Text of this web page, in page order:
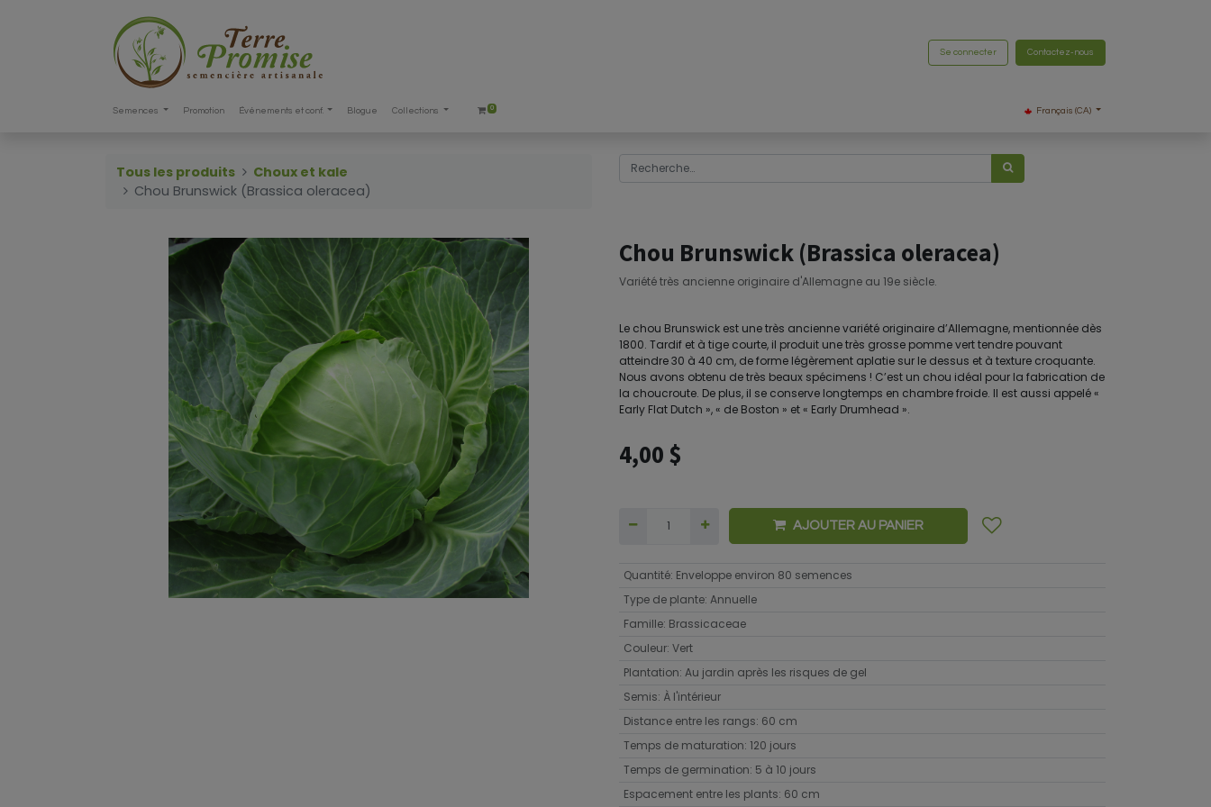
Se connecter Contactez-nous
Semences Promotion Événements et conf. Blogue Collections 0 Français (CA)
Tous les produits
Choux et kale
Chou Brunswick (Brassica oleracea)
Chou Brunswick (Brassica oleracea)
Variété très ancienne originaire d'Allemagne au 19e siècle.
Le chou Brunswick est une très ancienne variété originaire d’Allemagne, mentionnée dès
1800. Tardif et à tige courte, il produit une très grosse pomme vert tendre pouvant
atteindre 30 à 40 cm, de forme légèrement aplatie sur le dessus et à texture croquante.
Nous avons obtenu de très beaux spécimens ! C’est un chou idéal pour la fabrication de
la choucroute. De plus, il se conserve longtemps en chambre froide. Il est aussi appelé «
Early Flat Dutch », « de Boston » et « Early Drumhead ».
4,00 $
AJOUTER AU PANIER
Quantité: Enveloppe environ 80 semences
Type de plante: Annuelle
Famille: Brassicaceae
Couleur: Vert
Plantation: Au jardin après les risques de gel
Semis: À l'intérieur
Distance entre les rangs: 60 cm
Temps de maturation: 120 jours
Temps de germination: 5 à 10 jours
Espacement entre les plants: 60 cm